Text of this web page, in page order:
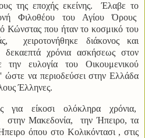
της εποχής εκείνης. Έλαβε το
Φιλοθέου του Αγίου Όρους
Κώνστας που ήταν το κοσμικό του
διάκονος και
χρόνια ασκήσεως στον
ευλογία του Οικουμενικού
να περιοδεύσει στην Ελλάδα
Έλληνες.
για είκοσι ολόκληρα χρόνια,
στην Μακεδονία, την Ήπειρο, τα
όπου στο Κολικόντασι , στις